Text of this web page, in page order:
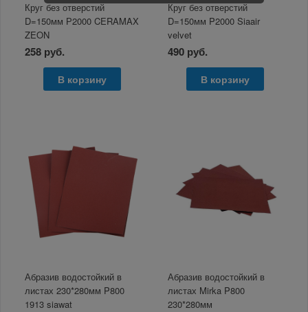
Круг без отверстий
D=150мм Р2000 CERAMAX
ZEON
258 руб.
В корзину
Круг без отверстий
D=150мм P2000 Siaair
velvet
490 руб.
В корзину
Абразив водостойкий в
листах 230*280мм P800
1913 siawat
Абразив водостойкий в
листах Mirka P800
230*280мм